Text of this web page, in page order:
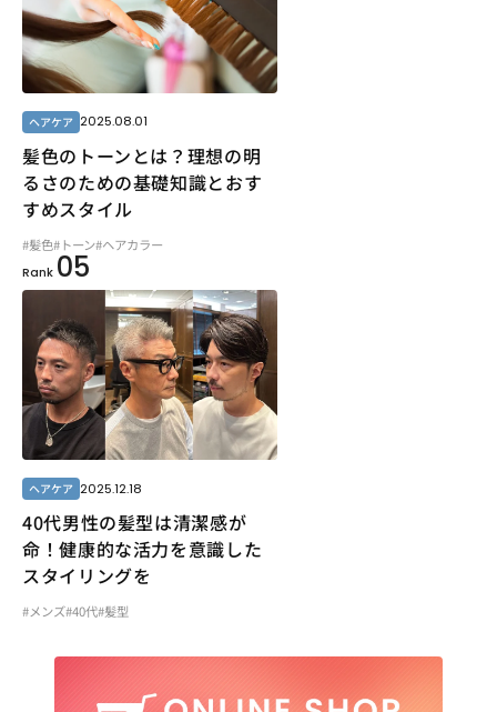
ヘアケア 2025.08.01
髪色のトーンとは？理想の明
るさのための基礎知識とおす
すめスタイル
#髪色#トーン#ヘアカラー
Rank 05
ヘアケア 2025.12.18
40代男性の髪型は清潔感が
命！健康的な活力を意識した
スタイリングを
#メンズ#40代#髪型